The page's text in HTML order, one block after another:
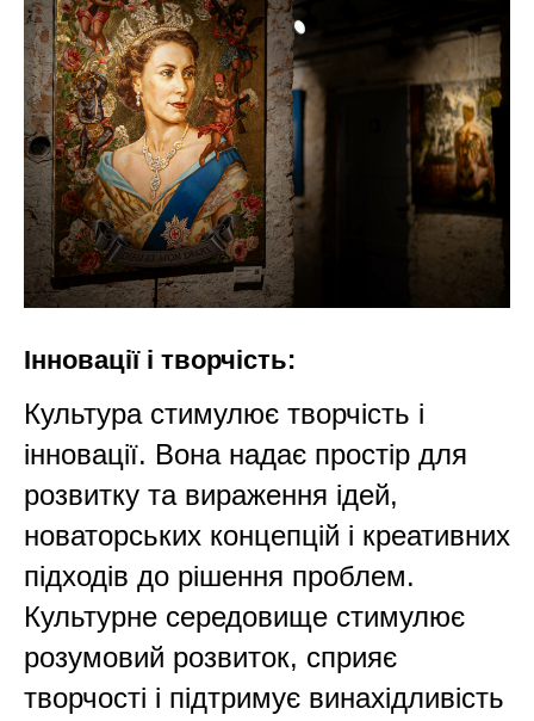
Інновації і творчість:
Культура стимулює творчість і
інновації. Вона надає простір для
розвитку та вираження ідей,
новаторських концепцій і креативних
підходів до рішення проблем.
Культурне середовище стимулює
розумовий розвиток, сприяє
творчості і підтримує винахідливість